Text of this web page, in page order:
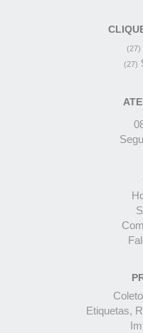
(27)
(27)
Etiquetas,